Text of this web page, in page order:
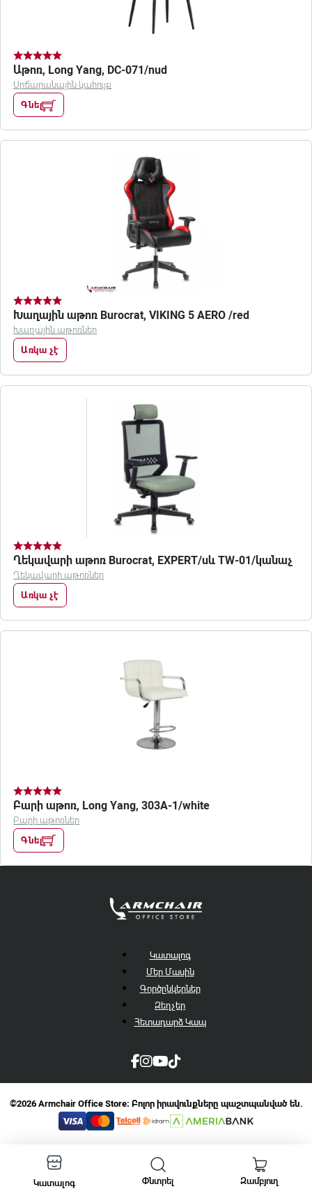
Աթոռ, Long Yang, DC-071/nud
Սրճարանային կահույք
Գնել
Խաղային աթոռ Burocrat, VIKING 5 AERO /red
Խաղային աթոռներ
Առկա չէ
Ղեկավարի աթոռ Burocrat, EXPERT/սև TW-01/կանաչ
Ղեկավարի աթոռներ
Առկա չէ
Բարի աթոռ, Long Yang, 303A-1/white
Բարի աթոռներ
Գնել
Կատալոգ
Մեր Մասին
Գործընկերներ
Զեղչեր
Հետադարձ Կապ
©2026 Armchair Office Store։ Բոլոր իրավունքները պաշտպանված են.
Կատալոգ Փնտրել Զամբյուղ